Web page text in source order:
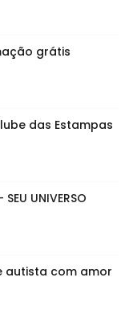
grátis
das Estampas
UNIVERSO
autista com amor